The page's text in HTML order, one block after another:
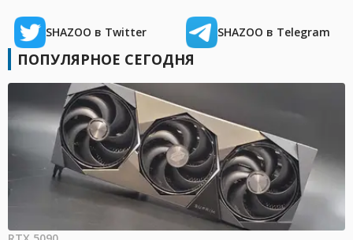
SHAZOO в Twitter SHAZOO в Telegram
ПОПУЛЯРНОЕ СЕГОДНЯ